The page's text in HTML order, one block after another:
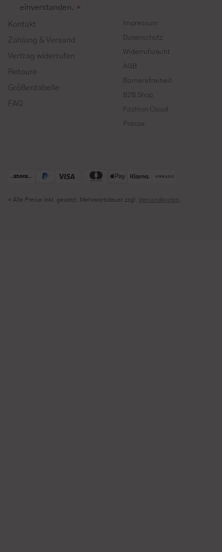
einverstanden. *
Kontakt
Zahlung & Versand
Vertrag widerrufen
Retoure
Größentabelle
FAQ
Impressum
Datenschutz
Widerrufsrecht
AGB
Barrierefreiheit
B2B Shop
Fashion Cloud
Presse
* Alle Preise inkl. gesetzl. Mehrwertsteuer zzgl. Versandkosten